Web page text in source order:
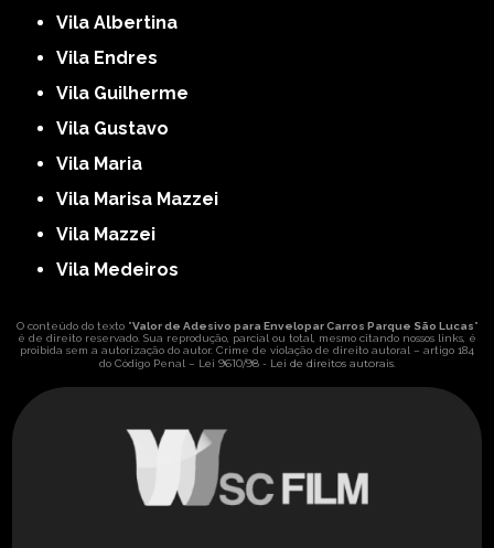
Vila Albertina
Vila Endres
Vila Guilherme
Vila Gustavo
Vila Maria
Vila Marisa Mazzei
Vila Mazzei
Vila Medeiros
O conteúdo do texto "Valor de Adesivo para Envelopar Carros Parque São Lucas"
é de direito reservado. Sua reprodução, parcial ou total, mesmo citando nossos links, é
proibida sem a autorização do autor. Crime de violação de direito autoral – artigo 184
do Código Penal – Lei 9610/98 - Lei de direitos autorais.